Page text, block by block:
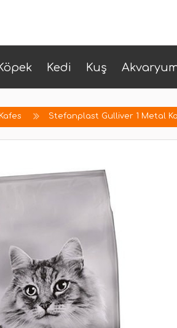
Kedi Kuş
Stefanplast Gulliver 1 Metal